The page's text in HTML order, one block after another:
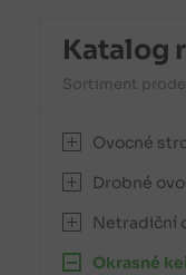
Katalog
Sortiment
Ovocné
Drobné
Netradiční
Okrasné